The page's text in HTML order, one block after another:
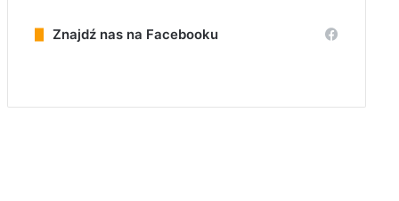
Znajdź nas na Facebooku